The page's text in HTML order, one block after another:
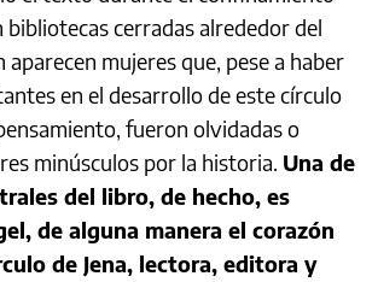
cerradas alrededor del
mujeres que, pese a haber
en el desarrollo de este círculo
fueron olvidadas o
minúsculos por la historia. Una de
del libro, de hecho, es
de alguna manera el corazón
de Jena, lectora, editora y